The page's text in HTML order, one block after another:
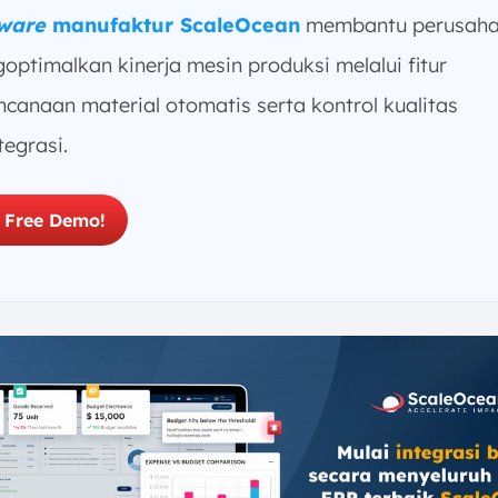
manufaktur ScaleOcean membantu
kinerja mesin produksi melalui fitur
material otomatis serta kontrol kualitas
Demo!